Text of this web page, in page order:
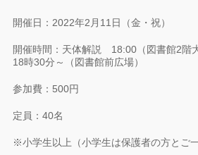
開催日：2022年2月11日（金・祝）
開催時間：天体解説 18:00（図書館2階
18時30分～（図書館前広場）
参加費：500円
定員：40名
※小学生以上（小学生は保護者の方とご